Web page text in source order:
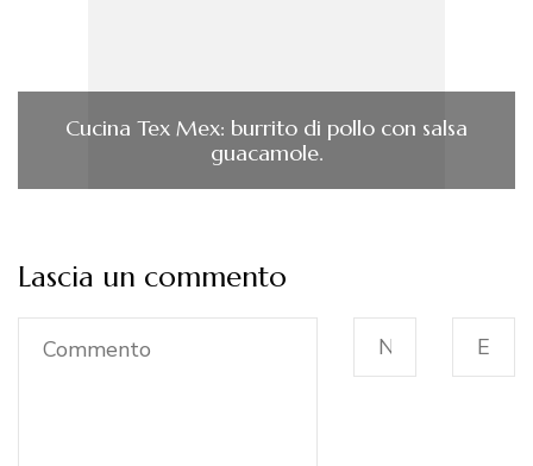
Cucina Tex Mex: burrito di pollo con salsa
guacamole.
Lascia un commento